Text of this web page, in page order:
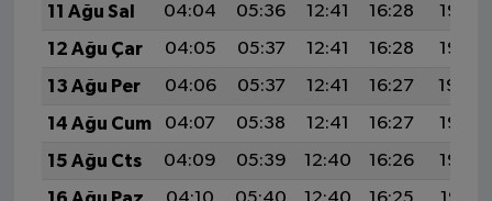
11 Ağu Sal
04:04 05:36 12:41 16:28
19:37
12 Ağu Çar
04:05 05:37 12:41 16:28
19:35
13 Ağu Per
04:06 05:37 12:41 16:27
19:34
14 Ağu Cum
04:07 05:38 12:41 16:27
19:33
15 Ağu Cts
04:09 05:39 12:40 16:26
19:32